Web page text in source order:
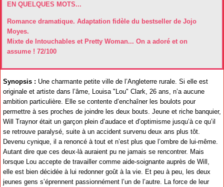
EN QUELQUES MOTS...
Romance dramatique. Adaptation fidèle du bestseller de Jojo
Moyes.
Mixte de Intouchables et Pretty Woman... On a adoré et on
assume ! 72/100
Synopsis : Une charmante petite ville de l’Angleterre rurale. Si elle est
originale et artiste dans l’âme, Louisa "Lou" Clark, 26 ans, n’a aucune
ambition particulière. Elle se contente d’enchaîner les boulots pour
permettre à ses proches de joindre les deux bouts. Jeune et riche banquier,
Will Traynor était un garçon plein d’audace et d’optimisme jusqu’à ce qu’il
se retrouve paralysé, suite à un accident survenu deux ans plus tôt.
Devenu cynique, il a renoncé à tout et n’est plus que l’ombre de lui-même.
Autant dire que ces deux-là auraient pu ne jamais se rencontrer. Mais
lorsque Lou accepte de travailler comme aide-soignante auprès de Will,
elle est bien décidée à lui redonner goût à la vie. Et peu à peu, les deux
jeunes gens s’éprennent passionnément l’un de l’autre. La force de leur